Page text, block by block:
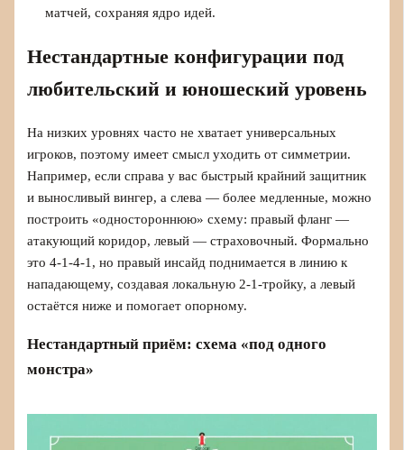
матчей, сохраняя ядро идей.
Нестандартные конфигурации под
любительский и юношеский уровень
На низких уровнях часто не хватает универсальных
игроков, поэтому имеет смысл уходить от симметрии.
Например, если справа у вас быстрый крайний защитник
и выносливый вингер, а слева — более медленные, можно
построить «одностороннюю» схему: правый фланг —
атакующий коридор, левый — страховочный. Формально
это 4‑1‑4‑1, но правый инсайд поднимается в линию к
нападающему, создавая локальную 2‑1‑тройку, а левый
остаётся ниже и помогает опорному.
Нестандартный приём: схема «под одного
монстра»